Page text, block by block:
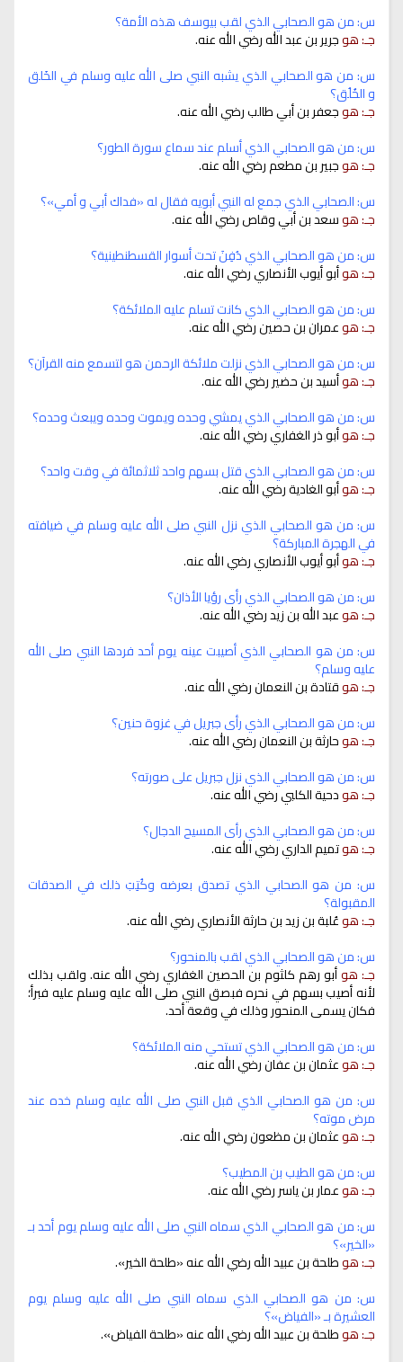
س: من هو الصحابي الذي لقب بيوسف هذه الأمة؟
جـ: هوجرير بن عبد الله رضي الله عنه.
س: من هو الصحابي الذي يشبه النبي صلى الله عليه وسلم في الخَلق
و الخُلُق؟
جـ: هوجعفر بن أبي طالب رضي الله عنه.
س: من هو الصحابي الذي أسلم عند سماع سورة الطور؟
جـ: هوجبير بن مطعم رضي الله عنه.
س: الصحابي الذي جمع له النبي أبويه فقال له «فداك أبي و أمي»؟
جـ: هوسعد بن أبي وقاص رضي الله عنه.
س: من هو الصحابي الذي دُفِنَ تحت أسوار القسطنطينية؟
جـ: هوأبو أيوب الأنصاري رضي الله عنه.
س: من هو الصحابي الذي كانت تسلم عليه الملائكة؟
جـ: هوعمران بن حصين رضي الله عنه.
س: من هو الصحابي الذي نزلت ملائكة الرحمن هو لتسمع منه القرآن؟
جـ: هوأسيد بن حضير رضي الله عنه.
س: من هو الصحابي الذي يمشي وحده ويموت وحده ويبعث وحده؟
جـ: هوأبو ذر الغفاري رضي الله عنه.
س: من هو الصحابي الذي قتل بسهم واحد ثلاثمائة في وقت واحد؟
جـ: هوأبو الغادية رضي الله عنه.
س: من هو الصحابي الذي نزل النبي صلى الله عليه وسلم في ضيافته
في الهجرة المباركة؟
جـ: هوأبو أيوب الأنصاري رضي الله عنه.
س: من هو الصحابي الذي رأى رؤيا الأذان؟
جـ: هوعبد الله بن زيد رضي الله عنه.
س: من هو الصحابي الذي أصيبت عينه يوم أحد فردها النبي صلى الله
عليه وسلم؟
جـ: هوقتادة بن النعمان رضي الله عنه.
س: من هو الصحابي الذي رأى جبريل في غزوة حنين؟
جـ: هوحارثة بن النعمان رضي الله عنه.
س: من هو الصحابي الذي نزل جبريل على صورته؟
جـ: هودحية الكلبي رضي الله عنه.
س: من هو الصحابي الذي رأى المسيح الدجال؟
جـ: هوتميم الداري رضي الله عنه.
س: من هو الصحابي الذي تصدق بعرضه وكُتِبَ ذلك في الصدقات
المقبولة؟
جـ: هوعُلبة بن زيد بن حارثة الأنصاري رضي الله عنه.
س: من هو الصحابي الذي لقب بالمنحور؟
جـ: هوأبو رهم كلثوم بن الحصين الغفاري رضي الله عنه. ولقب بذلك
لأنه أصيب بسهم في نحره فبصق النبي صلى الله عليه وسلم عليه فبرأ؛
فكان يسمى المنحور وذلك في وقعة أحد.
س: من هو الصحابي الذي تستحي منه الملائكة؟
جـ: هوعثمان بن عفان رضي الله عنه.
س: من هو الصحابي الذي قبل النبي صلى الله عليه وسلم خده عند
مرض موته؟
جـ: هوعثمان بن مظعون رضي الله عنه.
س: من هو الطيب بن المطيب؟
جـ: هوعمار بن ياسر رضي الله عنه.
س: من هو الصحابي الذي سماه النبي صلى الله عليه وسلم يوم أحد بـ
«الخير»؟
جـ: هوطلحة بن عبيد الله رضي الله عنه «طلحة الخير».
س: من هو الصحابي الذي سماه النبي صلى الله عليه وسلم يوم
العشيرة بـ «الفياض»؟
جـ: هوطلحة بن عبيد الله رضي الله عنه «طلحة الفياض».